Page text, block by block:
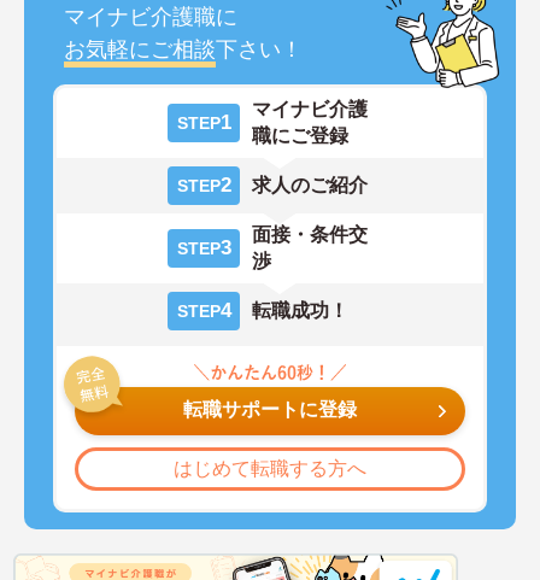
マイナビ介護職に
お気軽にご相談下さい！
STEP1
マイナビ介護
職にご登録
STEP2 求人のご紹介
STEP3
面接・条件交
渉
STEP4 転職成功！
転職サポートに登録
はじめて転職する方へ